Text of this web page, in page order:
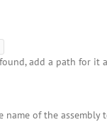
add a path for it
name of the assembly